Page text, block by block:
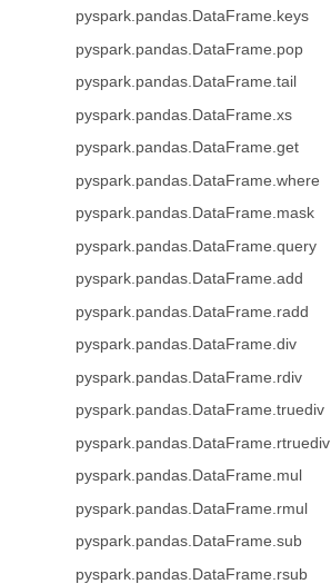
pyspark.pandas.DataFrame.keys
pyspark.pandas.DataFrame.pop
pyspark.pandas.DataFrame.tail
pyspark.pandas.DataFrame.xs
pyspark.pandas.DataFrame.get
pyspark.pandas.DataFrame.where
pyspark.pandas.DataFrame.mask
pyspark.pandas.DataFrame.query
pyspark.pandas.DataFrame.add
pyspark.pandas.DataFrame.radd
pyspark.pandas.DataFrame.div
pyspark.pandas.DataFrame.rdiv
pyspark.pandas.DataFrame.truediv
pyspark.pandas.DataFrame.rtruediv
pyspark.pandas.DataFrame.mul
pyspark.pandas.DataFrame.rmul
pyspark.pandas.DataFrame.sub
pyspark.pandas.DataFrame.rsub